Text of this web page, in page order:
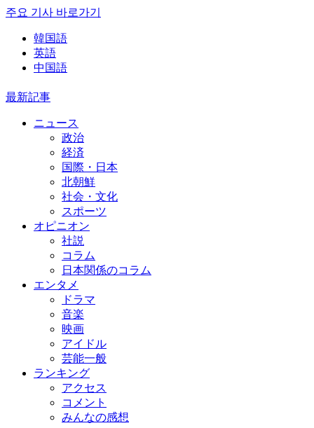
주요 기사 바로가기
韓国語
英語
中国語
最新記事
ニュース
政治
経済
国際・日本
北朝鮮
社会・文化
スポーツ
オピニオン
社説
コラム
日本関係のコラム
エンタメ
ドラマ
音楽
映画
アイドル
芸能一般
ランキング
アクセス
コメント
みんなの感想